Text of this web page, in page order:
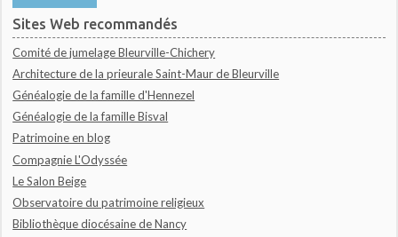
Sites Web recommandés
Comité de jumelage Bleurville-Chichery
Architecture de la prieurale Saint-Maur de Bleurville
Généalogie de la famille d'Hennezel
Généalogie de la famille Bisval
Patrimoine en blog
Compagnie L'Odyssée
Le Salon Beige
Observatoire du patrimoine religieux
Bibliothèque diocésaine de Nancy